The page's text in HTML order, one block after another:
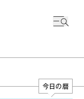
今日の暦